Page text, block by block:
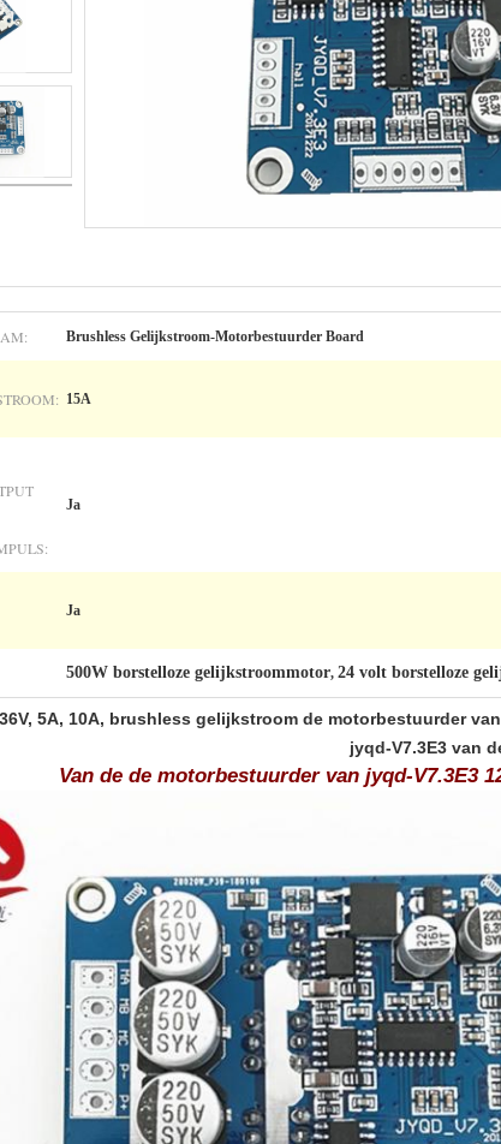
Brushless Gelijkstroom-Motorbestuurder Board
15A
Ja
Ja
500W borstelloze gelijkstroommotor, 24 volt borstelloze
36V, 5A, 10A, brushless gelijkstroom de motorbestuurder
jyqd-V7.3E3 van
Van de de motorbestuurder van jyqd-V7.3E3